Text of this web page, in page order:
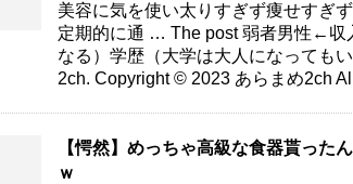
美容に気を使い太りすぎず痩せすぎ
定期的に通 … The post 弱者男性←収
なる）学歴（大学は大人になっても
2ch. Copyright © 2023 あらまめ2ch
【愕然】めっちゃ高級な食器貰った
ｗ